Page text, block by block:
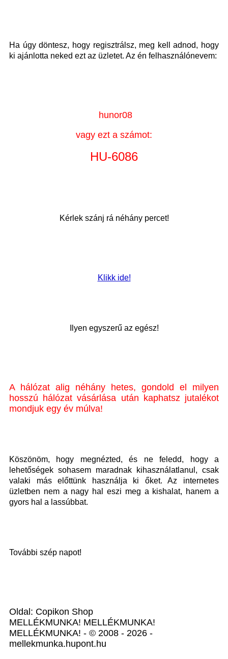
Ha úgy döntesz, hogy regisztrálsz, meg kell adnod, hogy
ki ajánlotta neked ezt az üzletet. Az én felhasználónevem:
hunor08
vagy ezt a számot:
HU-6086
Kérlek szánj rá néhány percet!
Klikk ide!
Ilyen egyszerű az egész!
A hálózat alig néhány hetes, gondold el milyen
hosszú hálózat vásárlása után kaphatsz jutalékot
mondjuk egy év múlva!
Köszönöm, hogy megnézted, és ne feledd, hogy a
lehetőségek sohasem maradnak kihasználatlanul, csak
valaki más előttünk használja ki őket. Az internetes
üzletben nem a nagy hal eszi meg a kishalat, hanem a
gyors hal a lassúbbat.
További szép napot!
Oldal: Copikon Shop
MELLÉKMUNKA! MELLÉKMUNKA!
MELLÉKMUNKA! - © 2008 - 2026 -
mellekmunka.hupont.hu